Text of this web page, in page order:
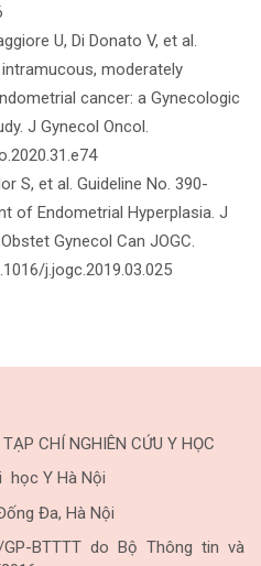
U, Di Donato V, et al.
moderately
cancer: a Gynecologic
J Gynecol Oncol.
S, et al. Guideline No. 390-
of Endometrial Hyperplasia. J
Gynecol Can JOGC.
j.jogc.2019.03.025
CHÍ NGHIÊN CỨU Y HỌC
học Y Hà Nội
Đa, Hà Nội
BTTTT do Bộ Thông tin và